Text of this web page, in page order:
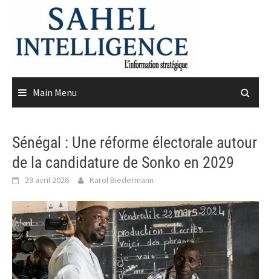
content
Main Menu
Sénégal : Une réforme électorale autour
de la candidature de Sonko en 2029
29 avril 2026 Karol Biedermann